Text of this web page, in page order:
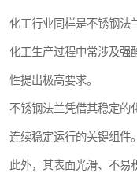
化工行业同样是不锈钢法
化工生产过程中常涉及强
性提出极高要求。
不锈钢法兰凭借其稳定的
连续稳定运行的关键组件。
此外，其表面光滑、不易